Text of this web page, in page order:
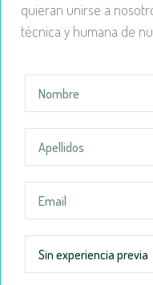
quieran unirse a
técnica y humana de